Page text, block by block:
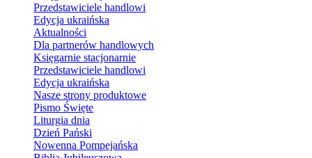
Przedstawiciele handlowi
Edycja ukraińska
Aktualności
Dla partnerów handlowych
Księgarnie stacjonarnie
Przedstawiciele handlowi
Edycja ukraińska
Nasze strony produktowe
Pismo Święte
Liturgia dnia
Dzień Pański
Nowenna Pompejańska